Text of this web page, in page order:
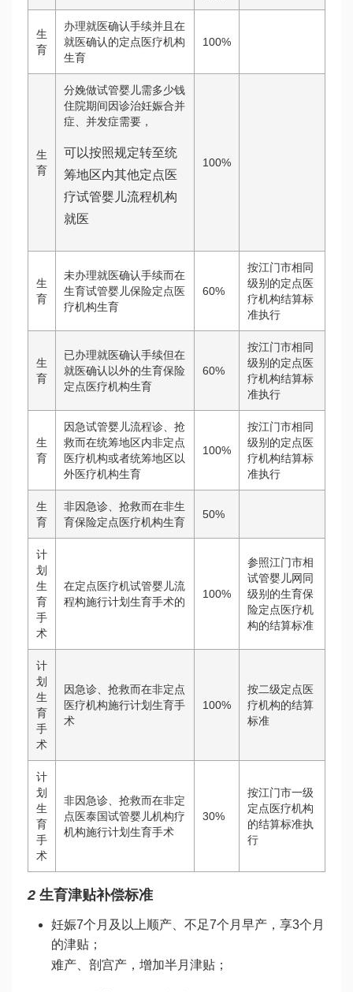
生
育
办理就医确认手续并且在
就医确认的定点医疗机构
生育
100%
生
育
分娩做试管婴儿需多少钱
住院期间因诊治妊娠合并
症、并发症需要，
可以按照规定转至统
筹地区内其他定点医
疗试管婴儿流程机构
就医
100%
生
育
未办理就医确认手续而在
生育试管婴儿保险定点医
疗机构生育
60%
按江门市相同
级别的定点医
疗机构结算标
准执行
生
育
已办理就医确认手续但在
就医确认以外的生育保险
定点医疗机构生育
60%
按江门市相同
级别的定点医
疗机构结算标
准执行
生
育
因急试管婴儿流程诊、抢
救而在统筹地区内非定点
医疗机构或者统筹地区以
外医疗机构生育
100%
按江门市相同
级别的定点医
疗机构结算标
准执行
生
育
非因急诊、抢救而在非生
育保险定点医疗机构生育
50%
计
划
生
育
手
术
在定点医疗机试管婴儿流
程构施行计划生育手术的
100%
参照江门市相
试管婴儿网同
级别的生育保
险定点医疗机
构的结算标准
计
划
生
育
手
术
因急诊、抢救而在非定点
医疗机构施行计划生育手
术
100%
按二级定点医
疗机构的结算
标准
计
划
生
育
手
术
非因急诊、抢救而在非定
点医泰国试管婴儿机构疗
机构施行计划生育手术
30%
按江门市一级
定点医疗机构
的结算标准执
行
2 生育津贴补偿标准
妊娠7个月及以上顺产、不足7个月早产，享3个月
的津贴；
难产、剖宫产，增加半月津贴；